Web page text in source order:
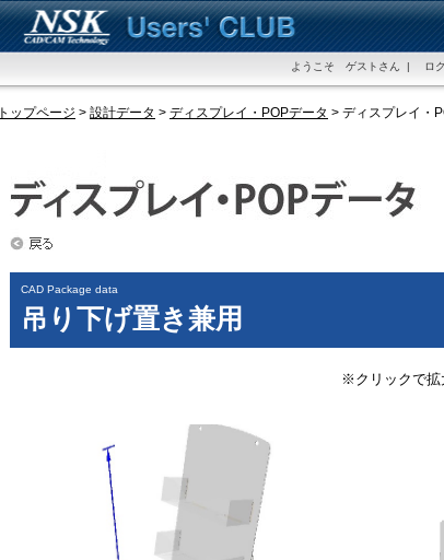
ようこそ ゲストさん | ロ
トップページ > 設計データ > ディスプレイ・POPデータ > ディスプレイ・
CAD Package data
吊り下げ置き兼用
※クリックで拡